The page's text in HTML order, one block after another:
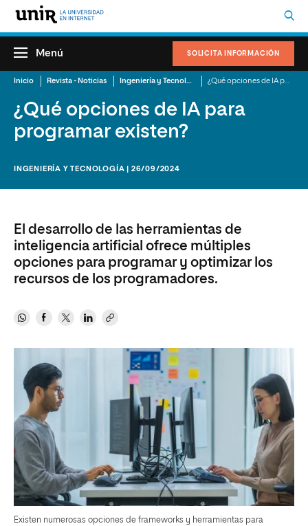
SOLICITA INFORMACIÓN
Menú
Inicio Revista - Noticias Ingeniería y Tecnología
¿Qué opciones de IA para
programar existen?
INGENIERÍA Y TECNOLOGÍA | 26/09/2024
El desarrollo de las herramientas de
inteligencia artificial ofrece múltiples
opciones para programar y optimizar los
recursos de los programadores.
Existen numerosas opciones de frameworks y herramientas para